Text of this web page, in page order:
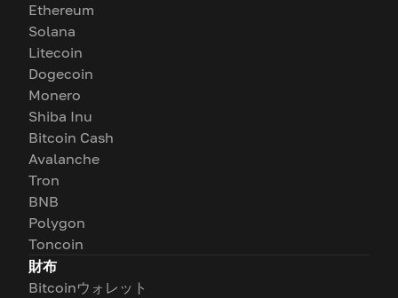
Ethereum
Solana
Litecoin
Dogecoin
Monero
Shiba Inu
Bitcoin Cash
Avalanche
Tron
BNB
Polygon
Toncoin
財布
Bitcoinウォレット